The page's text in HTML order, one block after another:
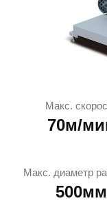
Макс.
70м/
Макс. диаметр
500мм